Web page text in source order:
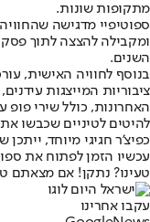
מתקופות שונות.
ספוטיפיי מדגישה
ומקבילה להצצה לתוך
השנים.
בנוסף לחוויה האישית,
האחרונות, כולל שירי
להיטים לטיניים שכבשו
כפיצ'ר חגיגי מיוחד,
עכשיו הזמן לפתוח את
טעינו? נתקן! אם מצאתם
עקבו אחרינו